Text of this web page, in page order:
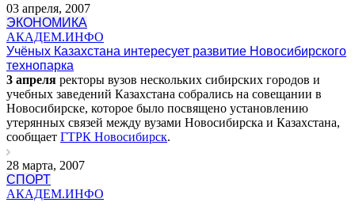
03 апреля, 2007
ЭКОНОМИКА
АКАДЕМ.ИНФО
Учёных Казахстана интересует развитие Новосибирского
технопарка
3 апреля ректоры вузов нескольких сибирских городов и
учебных заведений Казахстана собрались на совещании в
Новосибирске, которое было посвящено установлению
утерянных связей между вузами Новосибирска и Казахстана,
сообщает ГТРК Новосибирск.
28 марта, 2007
СПОРТ
АКАДЕМ.ИНФО